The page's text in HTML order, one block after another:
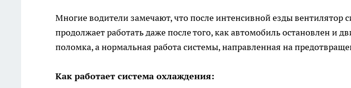
Многие водители замечают, что после интенсивной езды вентилятор
продолжает работать даже после того, как автомобиль остановлен и
поломка, а нормальная работа системы, направленная на
Как работает система охлаждения: